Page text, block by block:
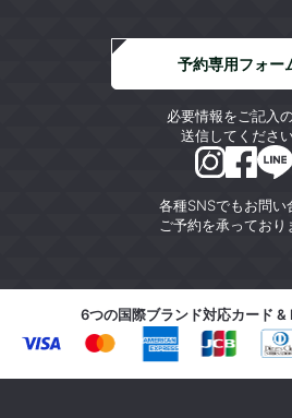
各種SNSでもお問い
ご予約を承っており
予約専用フォー
必要情報をご記入の
送信してください
6つの国際ブランド対応カード &